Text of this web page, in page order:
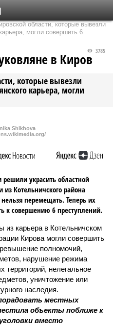
области, которые вывезли
могли совершить 6
которые вывезли
карьера, могли
3785
в Киров
Shikhova
украсить областной
Котельничского района
перемещать. Теперь их
к совершению 6 преступлений.
из карьера в Котельничском
Кирова могли совершить
полномочий,
нарушение режима
территорий, нелегальное
уничтожение или
наследия.
местных
объекты поближе к
вместо